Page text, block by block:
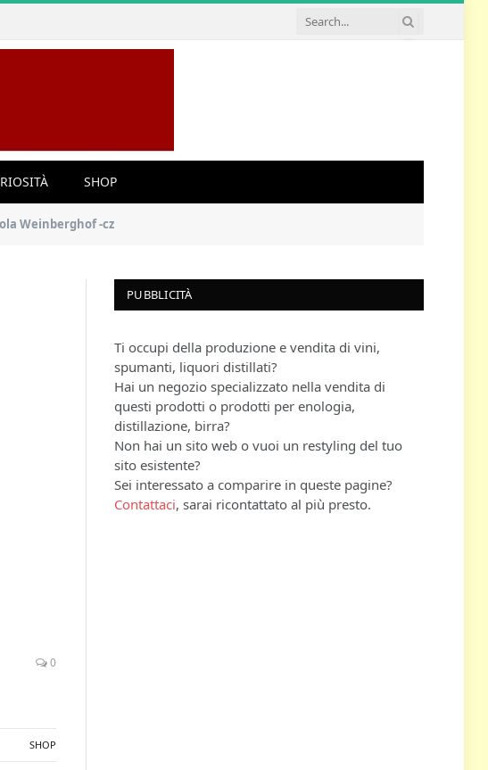
SHOP
Weinberghof -cz
0
SHOP
PUBBLICITÀ
Ti occupi della produzione e vendita di vini,
spumanti, liquori distillati?
Hai un negozio specializzato nella vendita di
questi prodotti o prodotti per enologia,
distillazione, birra?
Non hai un sito web o vuoi un restyling del tuo
sito esistente?
Sei interessato a comparire in queste pagine?
Contattaci, sarai ricontattato al più presto.